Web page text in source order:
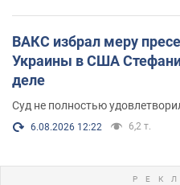
ВАКС избрал меру
Украины в США
деле
Суд не полностью
6.08.2026 12:22 6,2 т.